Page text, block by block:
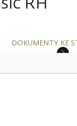
DOKUMENTY KE